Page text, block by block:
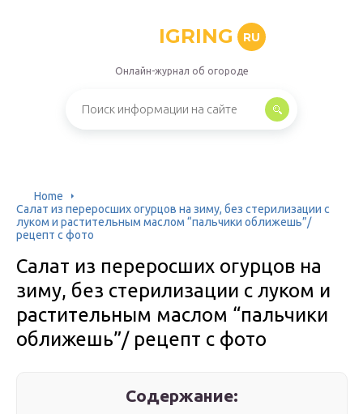
IGRING RU
Онлайн-журнал об огороде
Home
Салат из переросших огурцов на зиму, без стерилизации с
луком и растительным маслом “пальчики оближешь”/
рецепт с фото
Салат из переросших огурцов на
зиму, без стерилизации с луком и
растительным маслом “пальчики
оближешь”/ рецепт с фото
Содержание: